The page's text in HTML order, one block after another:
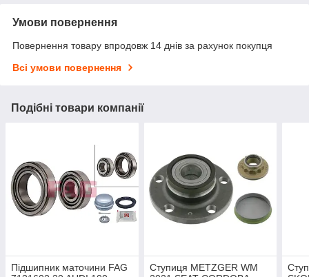
Умови повернення
Повернення товару впродовж 14 днів за рахунок покупця
Всі умови повернення
Подібні товари компанії
Підшипник маточини FAG
Ступиця METZGER WM